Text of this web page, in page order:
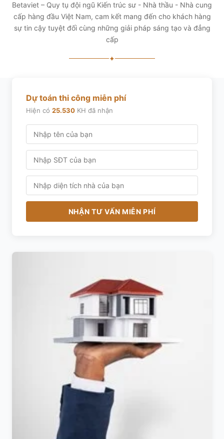
Betaviet – Quy tụ đội ngũ Kiến trúc sư - Nhà thầu - Nhà cung
cấp hàng đầu Việt Nam, cam kết mang đến cho khách hàng
sự tin cậy tuyệt đối cùng những giải pháp sáng tạo và đẳng
cấp
✦
Dự toán thi công miễn phí
Hiện có 25.530 KH đã nhận
NHẬN TƯ VẤN MIỄN PHÍ